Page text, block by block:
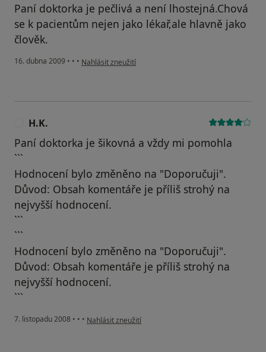
Paní doktorka je pečlivá a není lhostejná.Chová
se k pacientům nejen jako lékař,ale hlavně jako
člověk.
16. dubna 2009 • • • podle názoru uživatele Pacient
Nahlásit zneužití
H.K.
Paní doktorka je šikovná a vždy mi pomohla
```
Hodnocení bylo změněno na "Doporučuji".
Důvod: Obsah komentáře je příliš strohý na
nejvyšší hodnocení.
```
```
Hodnocení bylo změněno na "Doporučuji".
Důvod: Obsah komentáře je příliš strohý na
nejvyšší hodnocení.
```
7. listopadu 2008 • • • podle názoru uživatele H.K.
Nahlásit zneužití